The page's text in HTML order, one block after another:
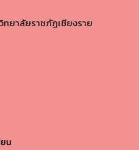
ยาลัยราชภัฏเชียงราย
น